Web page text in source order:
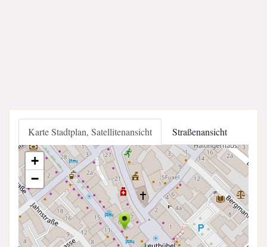
Karte Stadtplan, Satellitenansicht Straßenansicht
+
−